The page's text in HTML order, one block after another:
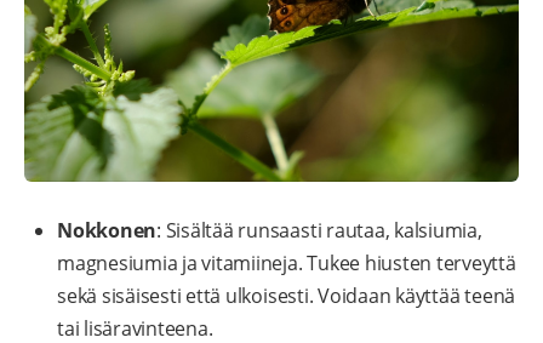
Nokkonen: Sisältää runsaasti rautaa, kalsiumia,
magnesiumia ja vitamiineja. Tukee hiusten terveyttä
sekä sisäisesti että ulkoisesti. Voidaan käyttää teenä
tai lisäravinteena.